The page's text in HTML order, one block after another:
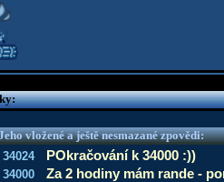
vložené a ještě nesmazané zpovědi:
34024
POkračování k 34000 :))
34000 Za 2 hodiny mám rande -